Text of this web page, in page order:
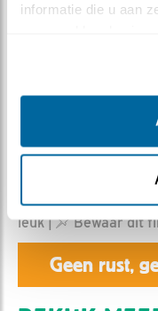
informatie die u aan
Kuikens
Marijn | Geplaatst
leuk| Bewaar dit
Geen rust,